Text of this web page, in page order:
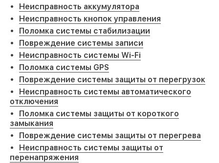
Неисправность аккумулятора
Неисправность кнопок управления
Поломка системы стабилизации
Повреждение системы записи
Неисправность системы Wi-Fi
Поломка системы GPS
Повреждение системы защиты от перегрузок
Неисправность системы автоматического
отключения
Поломка системы защиты от короткого
замыкания
Повреждение системы защиты от перегрева
Неисправность системы защиты от
перенапряжения